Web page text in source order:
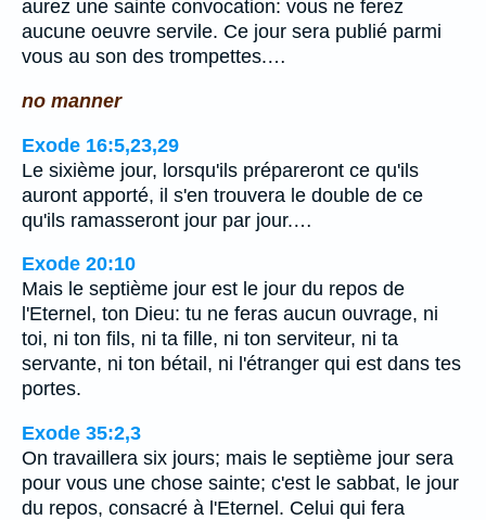
aurez une sainte convocation: vous ne ferez
aucune oeuvre servile. Ce jour sera publié parmi
vous au son des trompettes.…
no manner
Exode 16:5,23,29
Le sixième jour, lorsqu'ils prépareront ce qu'ils
auront apporté, il s'en trouvera le double de ce
qu'ils ramasseront jour par jour.…
Exode 20:10
Mais le septième jour est le jour du repos de
l'Eternel, ton Dieu: tu ne feras aucun ouvrage, ni
toi, ni ton fils, ni ta fille, ni ton serviteur, ni ta
servante, ni ton bétail, ni l'étranger qui est dans tes
portes.
Exode 35:2,3
On travaillera six jours; mais le septième jour sera
pour vous une chose sainte; c'est le sabbat, le jour
du repos, consacré à l'Eternel. Celui qui fera